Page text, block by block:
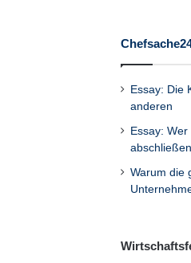
Essay: Die
anderen
Essay:
abschließen
Warum die